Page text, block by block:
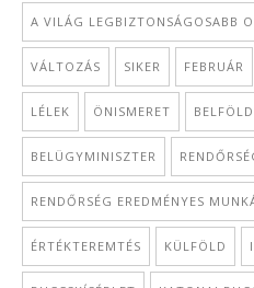
A VILÁG LEGBIZTONSÁGOSABB
VÁLTOZÁS SIKER FEBRUÁR
LÉLEK ÖNISMERET
BELÜGYMINISZTER
RENDŐRSÉG EREDMÉNYES
ÉRTÉKTEREMTÉS KÜLFÖLD